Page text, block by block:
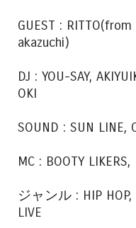
GUEST :
akazuchi)
DJ : YOU-SAY,
OKI
SOUND : SUN LINE,
MC : BOOTY
ジャンル : HIP
LIVE